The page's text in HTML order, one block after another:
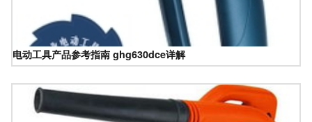
电动工具产品参考指南 ghg630dce详解